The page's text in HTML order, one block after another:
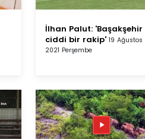
İlhan Palut: 'Başakşehir
ciddi bir rakip' 19 Ağustos
2021 Perşembe